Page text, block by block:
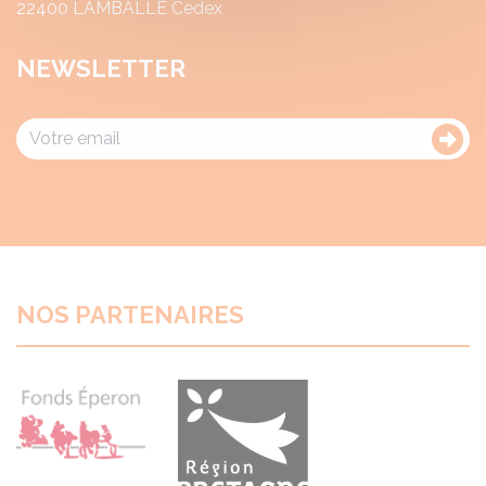
22400 LAMBALLE Cedex
NEWSLETTER
NOS PARTENAIRES